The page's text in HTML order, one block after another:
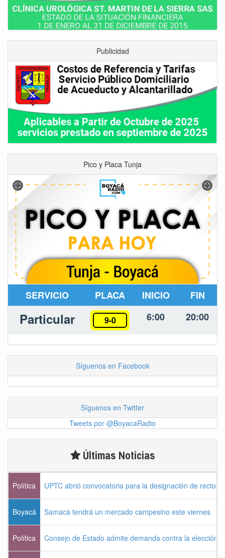
Publicidad
Pico y Placa Tunja
SERVICIO PLACA INICIO FIN
Particular 9-0 6:00 20:00
Síguenos en Facebook
Síguenos en Twitter
Tweets por @BoyacaRadio
Últimas Noticias
Política UPTC abrió convocatoria para la designación de rector
Boyacá Samacá tendrá un mercado campesino este viernes
Política Consejo de Estado admite demanda contra la elección